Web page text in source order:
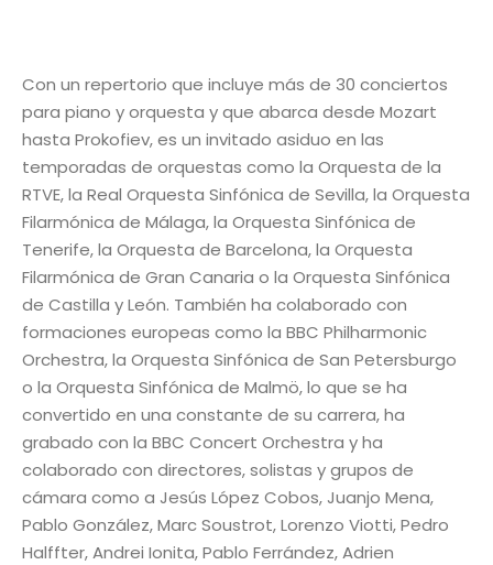
Con un repertorio que incluye más de 30 conciertos
para piano y orquesta y que abarca desde Mozart
hasta Prokofiev, es un invitado asiduo en las
temporadas de orquestas como la Orquesta de la
RTVE, la Real Orquesta Sinfónica de Sevilla, la Orquesta
Filarmónica de Málaga, la Orquesta Sinfónica de
Tenerife, la Orquesta de Barcelona, la Orquesta
Filarmónica de Gran Canaria o la Orquesta Sinfónica
de Castilla y León. También ha colaborado con
formaciones europeas como la BBC Philharmonic
Orchestra, la Orquesta Sinfónica de San Petersburgo
o la Orquesta Sinfónica de Malmö, lo que se ha
convertido en una constante de su carrera, ha
grabado con la BBC Concert Orchestra y ha
colaborado con directores, solistas y grupos de
cámara como a Jesús López Cobos, Juanjo Mena,
Pablo González, Marc Soustrot, Lorenzo Viotti, Pedro
Halffter, Andrei Ionita, Pablo Ferrández, Adrien